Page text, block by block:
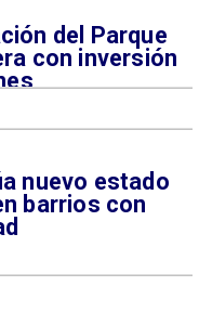
del Parque
con inversión
nuevo estado
barrios con